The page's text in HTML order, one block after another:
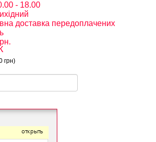
- 18.00
доставка передоплачених
грн)
открыть